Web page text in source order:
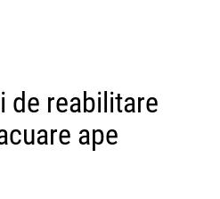
de reabilitare
ape